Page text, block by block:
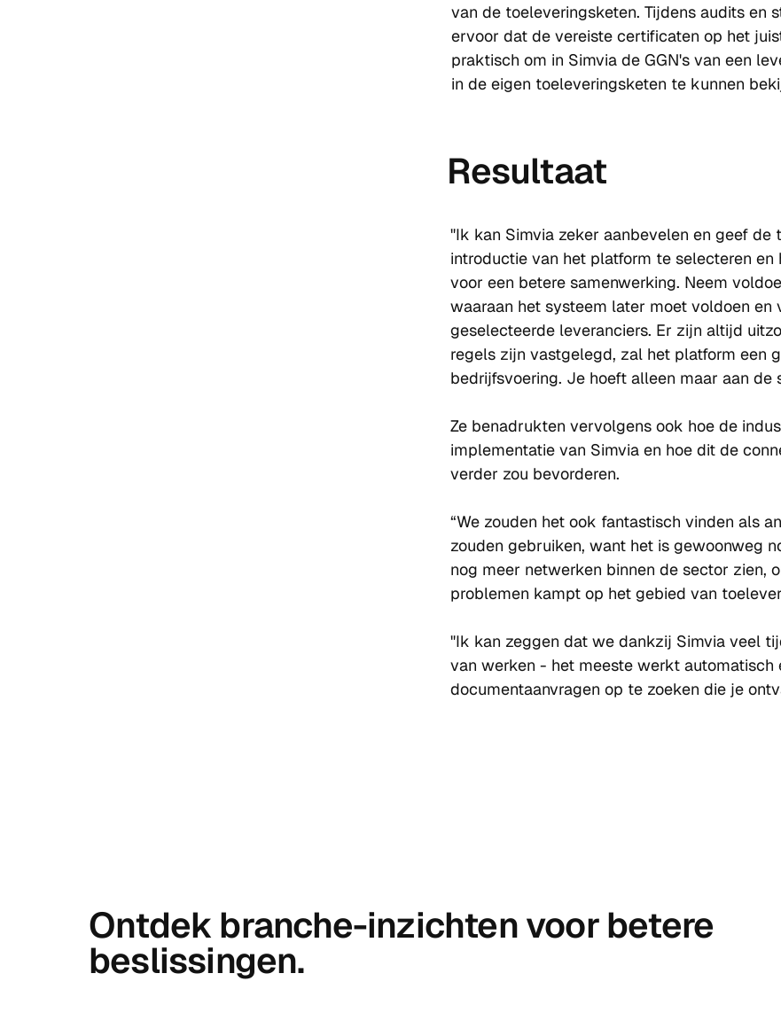
van de toeleveringsketen. Tijdens audits en
ervoor dat de vereiste certificaten op het
praktisch om in Simvia de GGN's van een
in de eigen toeleveringsketen te kunnen
Resultaat
"Ik kan Simvia zeker aanbevelen en geef
introductie van het platform te selecteren
voor een betere samenwerking. Neem
waaraan het systeem later moet voldoen
geselecteerde leveranciers. Er zijn altijd
regels zijn vastgelegd, zal het platform een
bedrijfsvoering. Je hoeft alleen maar aan de
Ze benadrukten vervolgens ook hoe de
implementatie van Simvia en hoe dit de
verder zou bevorderen.
“We zouden het ook fantastisch vinden als
zouden gebruiken, want het is gewoonweg
nog meer netwerken binnen de sector zien,
problemen kampt op het gebied van
"Ik kan zeggen dat we dankzij Simvia veel
van werken - het meeste werkt automatisch
documentaanvragen op te zoeken die je
Ontdek branche-inzichten voor betere
beslissingen.